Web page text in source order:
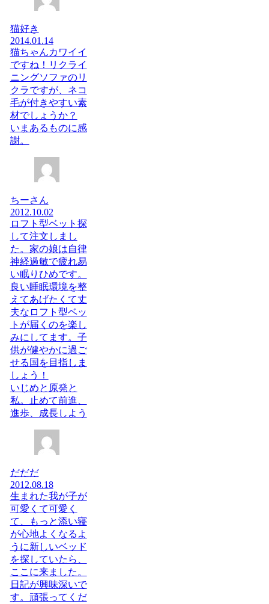
猫好き
2014.01.14
猫ちゃんカワイイ
ですね！リクライ
ニングソファのリ
クラですが、ネコ
毛が付きやすい素
材でしょうか？
いまあるものに感
謝。
ちーさん
2012.10.02
ロフト型ベット探
して注文しまし
た。家の娘は自律
神経過敏で疲れ易
い眠りひめです。
良い睡眠環境を整
えてあげたくて丈
夫なロフト型ベッ
トが届くのを楽し
みにしてます。子
供が健やかに過ご
せる国を目指しま
しょう！
いじめと原発と
私。止めて前進、
進歩、成長しよう
だだだ
2012.08.18
生まれた我が子が
可愛くて可愛く
て、もっと添い寝
が心地よくなるよ
うに新しいベッド
を探していたら、
ここに来ました。
日記が興味深いで
す。頑張ってくだ